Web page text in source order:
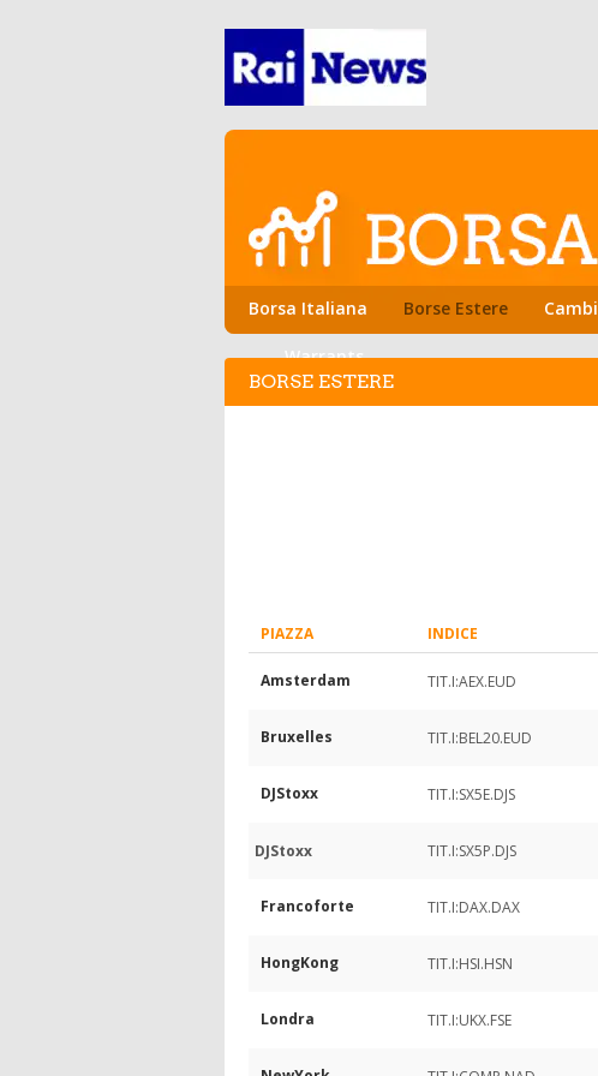
Borsa Italiana Borse Estere Cambi
Warrants
BORSE ESTERE
PIAZZA INDICE
Amsterdam TIT.I:AEX.EUD
Bruxelles TIT.I:BEL20.EUD
DJStoxx TIT.I:SX5E.DJS
DJStoxx TIT.I:SX5P.DJS
Francoforte TIT.I:DAX.DAX
HongKong TIT.I:HSI.HSN
Londra TIT.I:UKX.FSE